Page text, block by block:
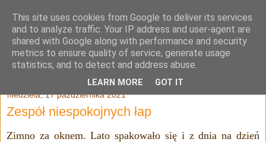
Julia Adamowska
niedziela, 17 października 2021
Zespół niespokojnych łap
Zimno za oknem. Lato spakowało się i z dnia na dzień
This site uses cookies from Google to deliver its services
and to analyze traffic. Your IP address and user-agent are
shared with Google along with performance and security
metrics to ensure quality of service, generate usage
statistics, and to detect and address abuse.
LEARN MORE GOT IT